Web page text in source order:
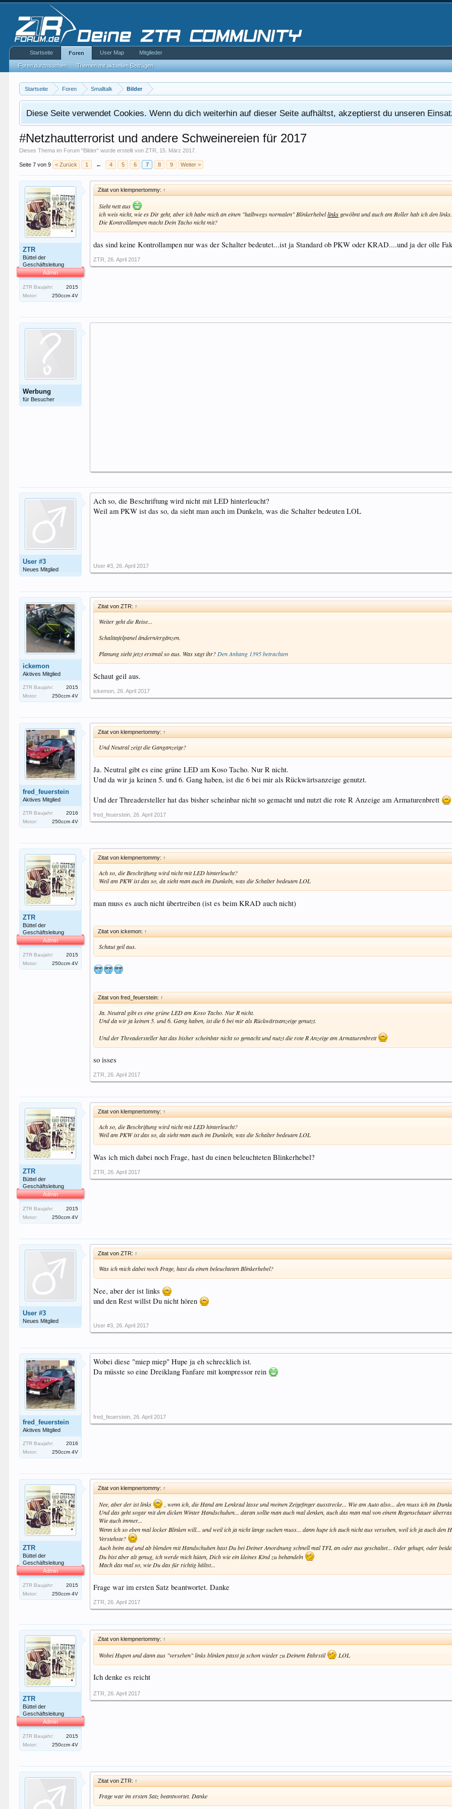
Startseite Foren Smalltalk Bilder
Diese Seite verwendet Cookies. Wenn du dich weiterhin auf dieser Seite aufhältst, akzeptierst du unseren
#Netzhautterrorist und andere Schweinereien für 2017
Dieses Thema im Forum "Bilder" wurde erstellt vonZTR 15. März 2017
Seite 7 von 9 < Zurück 1 ← 4 5 6 7 8 9 Weiter >
ZTR
Büttel der
Geschäftsleitung
Admin
ZTR Baujahr:
2015
Motor:
250ccm 4V
Zitat von klempnertommy: ↑
Sieht nett aus
ich weis nicht, wie es Dir geht, aber ich habe mich an einen "halbwegs normalen" Blinkerhebellinks gewöhnt und auch am Roller hab ich den links.
Die Kontrolllampen macht Dein Tacho nicht mit?
das sind keine Kontrollampen nur was der Schalter bedeutet...ist ja Standard ob PKW oder KRAD....und ja der olle
ZTR 26. April 2017
Werbung
für Besucher
User #3
Neues Mitglied
Ach so, die Beschriftung wird nicht mit LED hinterleucht?
Weil am PKW ist das so, da sieht man auch im Dunkeln, was die Schalter bedeuten LOL
User #3 26. April 2017
ickemon
Aktives Mitglied
ZTR Baujahr:
2015
Motor:
250ccm 4V
Zitat von ZTR: ↑
Weiter geht die Reise...
Schalttafelpanel ändern/ergänzen.
Planung sieht jetzt erstmal so aus. Was sagt ihr? Den Anhang 1395 betrachten
Schaut geil aus.
ickemon 26. April 2017
fred_feuerstein
Aktives Mitglied
ZTR Baujahr:
2016
Motor:
250ccm 4V
Zitat von klempnertommy: ↑
Und Neutral zeigt die Ganganzeige?
Ja. Neutral gibt es eine grüne LED am Koso Tacho. Nur R nicht.
Und da wir ja keinen 5. und 6. Gang haben, ist die 6 bei mir als Rückwärtsanzeige genutzt.
Und der Threadersteller hat das bisher scheinbar nicht so gemacht und nutzt die rote R Anzeige am Armaturenbrett
fred_feuerstein 26. April 2017
ZTR
Büttel der
Geschäftsleitung
Admin
ZTR Baujahr:
2015
Motor:
250ccm 4V
Zitat von klempnertommy: ↑
Ach so, die Beschriftung wird nicht mit LED hinterleucht?
Weil am PKW ist das so, da sieht man auch im Dunkeln, was die Schalter bedeuten LOL
man muss es auch nicht übertreiben (ist es beim KRAD auch nicht)
Zitat von ickemon: ↑
Schaut geil aus.
Zitat von fred_feuerstein: ↑
Ja. Neutral gibt es eine grüne LED am Koso Tacho. Nur R nicht.
Und da wir ja keinen 5. und 6. Gang haben, ist die 6 bei mir als Rückwärtsanzeige genutzt.
Und der Threadersteller hat das bisher scheinbar nicht so gemacht und nutzt die rote R Anzeige am Armaturenbrett
so isses
ZTR 26. April 2017
ZTR
Büttel der
Geschäftsleitung
Admin
ZTR Baujahr:
2015
Motor:
250ccm 4V
Zitat von klempnertommy: ↑
Ach so, die Beschriftung wird nicht mit LED hinterleucht?
Weil am PKW ist das so, da sieht man auch im Dunkeln, was die Schalter bedeuten LOL
Was ich mich dabei noch Frage, hast du einen beleuchteten Blinkerhebel?
ZTR 26. April 2017
User #3
Neues Mitglied
Zitat von ZTR: ↑
Was ich mich dabei noch Frage, hast du einen beleuchteten Blinkerhebel?
Nee, aber der ist links
und den Rest willst Du nicht hören
User #3 26. April 2017
fred_feuerstein
Aktives Mitglied
ZTR Baujahr:
2016
Motor:
250ccm 4V
Wobei diese "miep miep" Hupe ja eh schrecklich ist.
Da müsste so eine Dreiklang Fanfare mit kompressor rein
fred_feuerstein 26. April 2017
ZTR
Büttel der
Geschäftsleitung
Admin
ZTR Baujahr:
2015
Motor:
250ccm 4V
Zitat von klempnertommy: ↑
Nee, aber der ist links
, wenn ich, die Hand am Lenkrad lasse und meinen Zeigefinger ausstrecke... Wie am Auto also... den muss ich im
Und das geht sogar mit den dicken Winter Handschuhen... daran sollte man auch mal denken, auch das man mal von einem Regenschauer
Wie auch immer...
Wenn ich so eben mal locker Blinken will... und weil ich ja nicht lange suchen muss... dann hupe ich auch nicht aus versehen, weil ich ja auch den
Verstehste?
Auch beim auf und ab blenden mit Handschuhen hast Du bei Deiner Anordnung schnell mal TFL an oder aus geschaltet... Oder gehupt, oder
Du bist aber alt genug, ich werde mich hüten, Dich wie ein kleines Kind zu behandeln
Mach das mal so, wie Du das für richtig hältst...
Frage war im ersten Satz beantwortet. Danke
ZTR 26. April 2017
ZTR
Büttel der
Geschäftsleitung
Admin
ZTR Baujahr:
2015
Motor:
250ccm 4V
Zitat von klempnertommy: ↑
Wobei Hupen und dann aus "versehen" links blinken passt ja schon wieder zu Deinem Fahrstil LOL
Ich denke es reicht
ZTR 26. April 2017
Zitat von ZTR: ↑
Frage war im ersten Satz beantwortet. Danke
Startseite Foren
Foren durchsuchen Themen mit aktuellen Beiträgen
User Map Mitglieder